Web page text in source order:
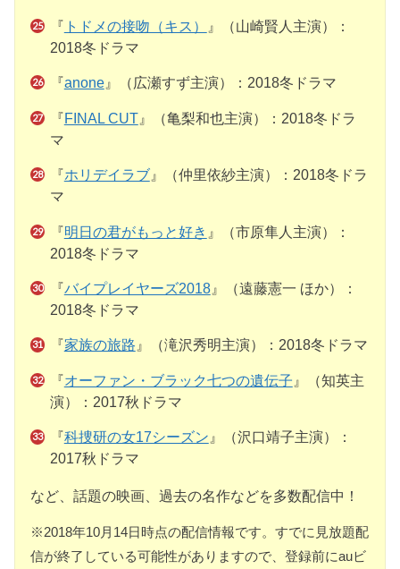
『 トドメの接吻（キス）
』（山崎賢人主演）：
2018冬ドラマ
『anone』（広瀬すず主演）：2018冬ドラマ
『FINAL CUT』（亀梨和也主演）：2018冬ドラ
マ
『ホリデイラブ』（仲里依紗主演）：2018冬ドラ
マ
『明日の君がもっと好き 』（市原隼人主演）：
2018冬ドラマ
『バイプレイヤーズ2018』（遠藤憲一 ほか）：
2018冬ドラマ
『 家族の旅路』（滝沢秀明主演）：2018冬ドラマ
『オーファン・ブラック七つの遺伝子 』（知英主
演）：2017秋ドラマ
『 科捜研の女17シーズン』（沢口靖子主演）：
2017秋ドラマ
など、話題の映画、過去の名作などを多数配信中！
※2018年10月14日時点の配信情報です。すでに見放題配
信が終了している可能性がありますので、登録前にauビ